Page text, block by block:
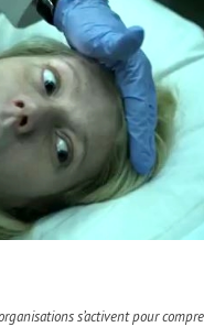
s’activent pour